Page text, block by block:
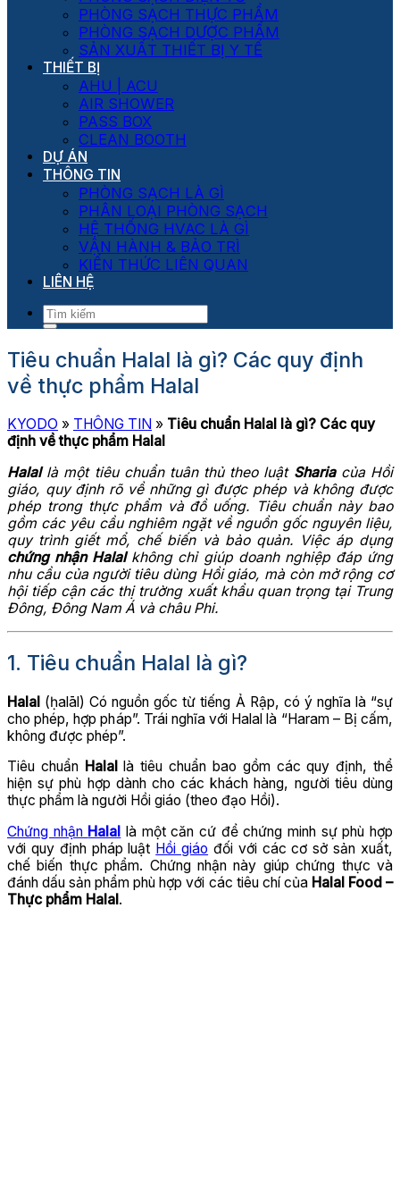
PHÒNG SẠCH THỰC PHẨM
PHÒNG SẠCH DƯỢC PHẨM
SẢN XUẤT THIẾT BỊ Y TẾ
THIẾT BỊ
AHU | ACU
AIR SHOWER
PASS BOX
CLEAN BOOTH
DỰ ÁN
THÔNG TIN
PHÒNG SẠCH LÀ GÌ
PHÂN LOẠI PHÒNG SẠCH
HỆ THỐNG HVAC LÀ GÌ
VẬN HÀNH & BẢO TRÌ
KIẾN THỨC LIÊN QUAN
LIÊN HỆ
Tiêu chuẩn Halal là gì? Các quy định
về thực phẩm Halal
KYODO » THÔNG TIN » Tiêu chuẩn Halal là gì? Các quy
định về thực phẩm Halal
Halallà một tiêu chuẩn tuân thủ theo luật Shariacủa Hồi
giáo, quy định rõ về những gì được phép và không được
phép trong thực phẩm và đồ uống. Tiêu chuẩn này bao
gồm các yêu cầu nghiêm ngặt về nguồn gốc nguyên liệu,
quy trình giết mổ, chế biến và bảo quản. Việc áp dụng
chứng nhận Halalkhông chỉ giúp doanh nghiệp đáp ứng
nhu cầu của người tiêu dùng Hồi giáo, mà còn mở rộng cơ
hội tiếp cận các thị trường xuất khẩu quan trọng tại Trung
Đông, Đông Nam Á và châu Phi.
1. Tiêu chuẩn Halal là gì?
Halal (ḥalāl) Có nguồn gốc từ tiếng Ả Rập, có ý nghĩa là “sự
cho phép, hợp pháp”. Trái nghĩa với Halal là “Haram – Bị cấm,
không được phép”.
Tiêu chuẩn Halal
là tiêu chuẩn bao gồm các quy định, thể
hiện sự phù hợp dành cho các khách hàng, người tiêu dùng
thực phẩm là người Hồi giáo (theo đạo Hồi).
Chứng nhận Halal là một căn cứ để chứng minh sự phù hợp
với quy định pháp luật Hồi giáo đối với các cơ sở sản xuất,
chế biến thực phẩm. Chứng nhận này giúp chứng thực và
đánh dấu sản phẩm phù hợp với các tiêu chí của Halal Food –
Thực phẩm Halal.